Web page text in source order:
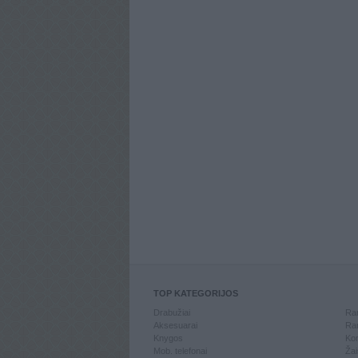
TOP KATEGORIJOS
Knygos
Mob. telefonai